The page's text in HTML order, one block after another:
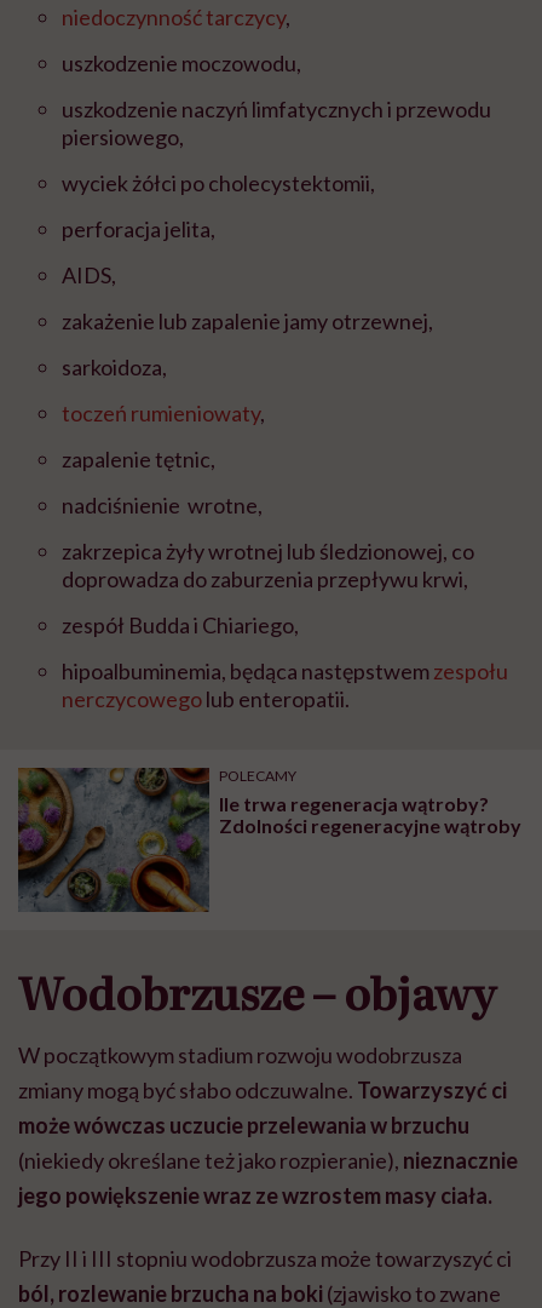
niedoczynność tarczycy,
uszkodzenie moczowodu,
uszkodzenie naczyń limfatycznych i przewodu
piersiowego,
wyciek żółci po cholecystektomii,
perforacja jelita,
AIDS,
zakażenie lub zapalenie jamy otrzewnej,
sarkoidoza,
toczeń rumieniowaty,
zapalenie tętnic,
nadciśnienie wrotne,
zakrzepica żyły wrotnej lub śledzionowej, co
doprowadza do zaburzenia przepływu krwi,
zespół Budda i Chiariego,
hipoalbuminemia, będąca następstwemzespołu
nerczycowegolub enteropatii.
POLECAMY
Ile trwa regeneracja wątroby?
Zdolności regeneracyjne wątroby
Wodobrzusze – objawy
W początkowym stadium rozwoju wodobrzusza
zmiany mogą być słabo odczuwalne. Towarzyszyć ci
może wówczas uczucie przelewania w brzuchu
(niekiedy określane też jako rozpieranie), nieznacznie
jego powiększenie wraz ze wzrostem masy ciała.
Przy II i III stopniu wodobrzusza może towarzyszyć ci
ból, rozlewanie brzucha na boki (zjawisko to zwane